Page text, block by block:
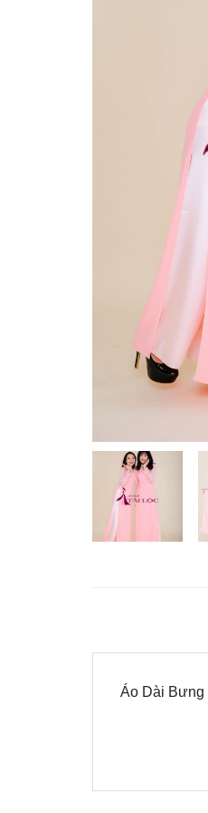
Áo Dài Bưng